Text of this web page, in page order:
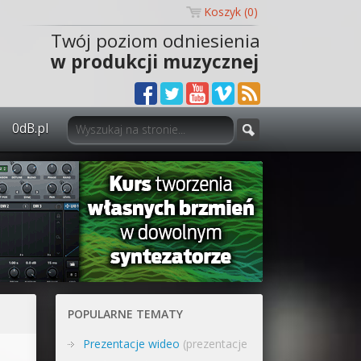
Koszyk (0)
Twój poziom odniesienia
w produkcji muzycznej
0dB.pl
0dB.pl - informacje
Newsletter
Materiały dla mediów
Archiwum aktualności
POPULARNE TEMATY
Prezentacje wideo (prezentacje